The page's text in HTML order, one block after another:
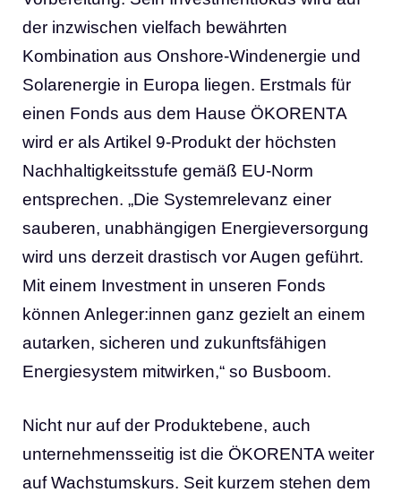
der inzwischen vielfach bewährten
Kombination aus Onshore-Windenergie und
Solarenergie in Europa liegen. Erstmals für
einen Fonds aus dem Hause ÖKORENTA
wird er als Artikel 9-Produkt der höchsten
Nachhaltigkeitsstufe gemäß EU-Norm
entsprechen. „Die Systemrelevanz einer
sauberen, unabhängigen Energieversorgung
wird uns derzeit drastisch vor Augen geführt.
Mit einem Investment in unseren Fonds
können Anleger:innen ganz gezielt an einem
autarken, sicheren und zukunftsfähigen
Energiesystem mitwirken,“ so Busboom.
Nicht nur auf der Produktebene, auch
unternehmensseitig ist die ÖKORENTA weiter
auf Wachstumskurs. Seit kurzem stehen dem